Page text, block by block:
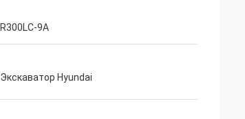
R300LC-9A
Экскаватор Hyundai